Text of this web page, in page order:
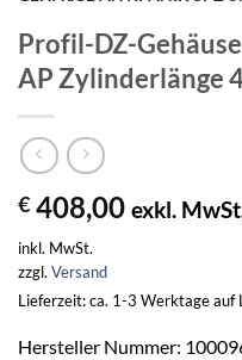
Profil-DZ-
AP Zylinderlänge
€ 408,00 exkl.
inkl. MwSt.
zzgl. Versand
Lieferzeit: ca. 1-3 Werktage auf
Hersteller Nummer: